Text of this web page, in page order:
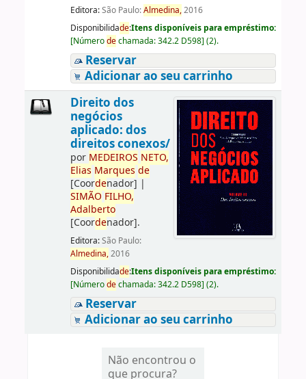
Editora:São Paulo:Almedina,2016
Disponibilidade:Itens disponíveis para empréstimo:
[Númerodechamada:342.2 D598] (2).
Reservar
Adicionar ao seu carrinho
Direito dos
negócios
aplicado: dos
direitos conexos/
por MEDEIROS NETO,
Elias Marques de
[Coordenador] |
SIMÃO FILHO,
Adalberto
[Coordenador].
Editora:São Paulo:
Almedina,2016
Disponibilidade:Itens disponíveis para empréstimo:
[Númerodechamada:342.2 D598] (2).
Reservar
Adicionar ao seu carrinho
Não encontrou o
que procura?